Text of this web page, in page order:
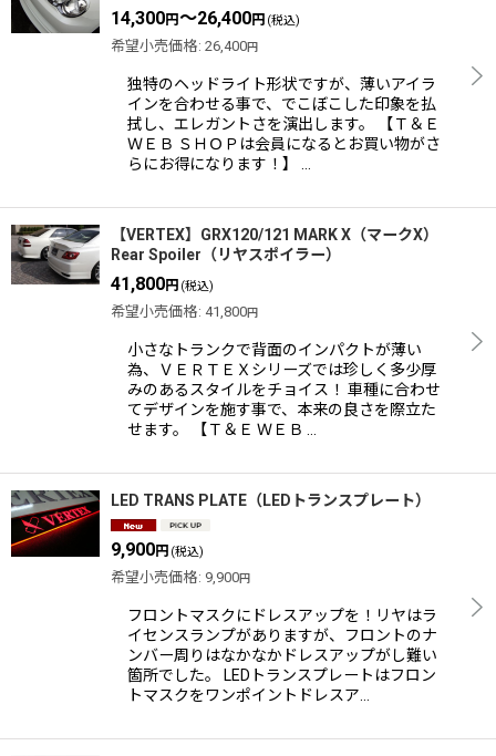
14,300円～26,400円 (税込)
希望小売価格: 26,400円
独特のヘッドライト形状ですが、薄いアイラ
インを合わせる事で、でこぼこした印象を払
拭し、エレガントさを演出します。 【Ｔ＆Ｅ
ＷＥＢ ＳＨＯＰは会員になるとお買い物がさ
らにお得になります！】 …
【VERTEX】GRX120/121 MARK X（マークX）
Rear Spoiler（リヤスポイラー）
41,800円 (税込)
希望小売価格: 41,800円
小さなトランクで背面のインパクトが薄い
為、ＶＥＲＴＥＸシリーズでは珍しく多少厚
みのあるスタイルをチョイス！ 車種に合わせ
てデザインを施す事で、本来の良さを際立た
せます。 【Ｔ＆Ｅ ＷＥＢ …
LED TRANS PLATE（LEDトランスプレート）
9,900円 (税込)
希望小売価格: 9,900円
フロントマスクにドレスアップを！リヤはラ
イセンスランプがありますが、フロントのナ
ンバー周りはなかなかドレスアップがし難い
箇所でした。 LEDトランスプレートはフロン
トマスクをワンポイントドレスア…